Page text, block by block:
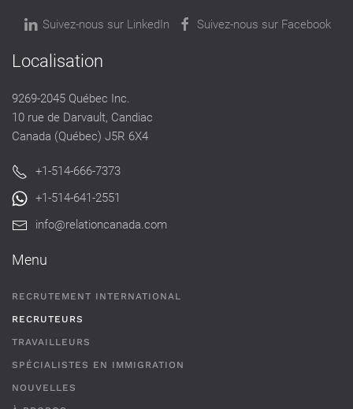
Suivez-nous sur LinkedIn Suivez-nous sur Facebook
Localisation
9269-2045 Québec Inc.
10 rue de Darvault, Candiac
Canada (Québec) J5R 6X4
+1-514-666-7373
+1-514-641-2551
info@relationcanada.com
Menu
RECRUTEMENT INTERNATIONAL
RECRUTEURS
TRAVAILLEURS
SPÉCIALISTES EN IMMIGRATION
NOUVELLES